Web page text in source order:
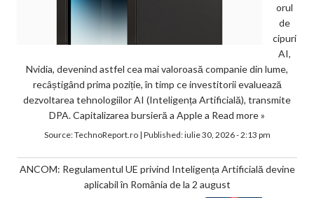
orul
de
cipuri
AI,
Nvidia, devenind astfel cea mai valoroasă companie din lume,
recâștigând prima poziție, în timp ce investitorii evaluează
dezvoltarea tehnologiilor AI (Inteligența Artificială), transmite
DPA. Capitalizarea bursieră a Apple a Read more »
Source:TechnoReport.ro| Published:iulie 30, 2026 - 2:13 pm
ANCOM: Regulamentul UE privind Inteligența Artificială devine
aplicabil în România de la 2 august